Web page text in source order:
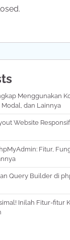
Menggunakan
Modal, dan Lainnya
Website
Fitur,
Query Builder di
Inilah Fitur-fitur